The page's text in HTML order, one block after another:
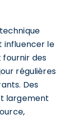
influencer le
fournir des
régulières
Des
largement